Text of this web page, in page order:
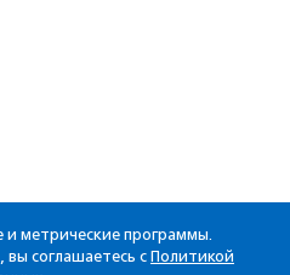
метрические программы.
соглашаетесь с Политикой